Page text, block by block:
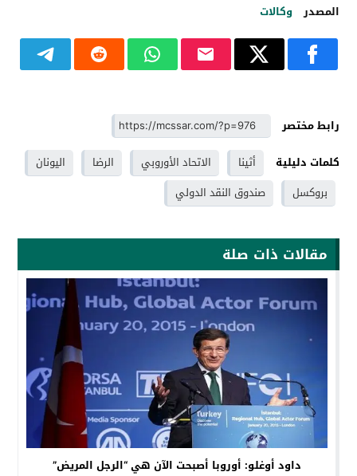
المصدر وكالات
رابط مختصر
كلمات دليلية
أثينا الاتحاد الأوروبي الرضا
اليونان
بروكسل
صندوق النقد الدولي
مقالات ذات صلة
داود أوغلو: أوروبا أصبحت الآن هي “الرجل المريض”